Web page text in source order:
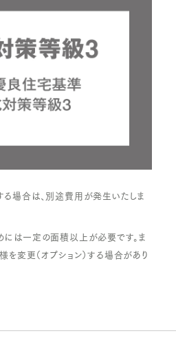
場合は、別途費用が発生いたしま
は一定の面積以上が必要です。ま
変更（オプション）する場合があり